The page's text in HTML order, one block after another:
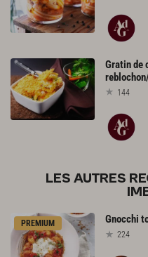
Gratinde
144
LES AUTRES
PREMIUM Gnocchi
224